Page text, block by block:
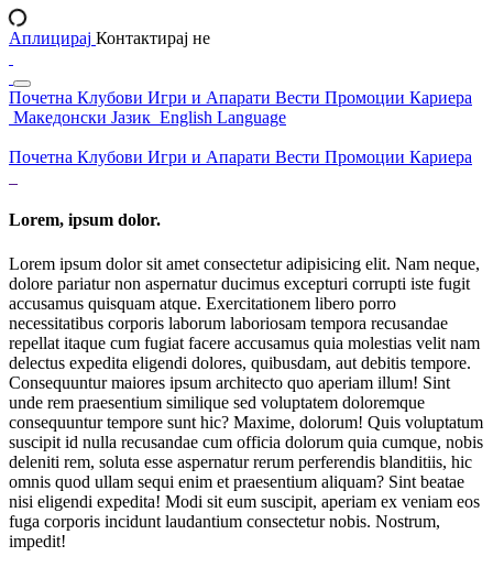
Аплицирај Контактирај не
Почетна Клубови Игри и Апарати Вести Промоции Кариера
Македонски Јазик English Language
Почетна Клубови Игри и Апарати Вести Промоции Кариера
Lorem, ipsum dolor.
Lorem ipsum dolor sit amet consectetur adipisicing elit. Nam neque,
dolore pariatur non aspernatur ducimus excepturi corrupti iste fugit
accusamus quisquam atque. Exercitationem libero porro
necessitatibus corporis laborum laboriosam tempora recusandae
repellat itaque cum fugiat facere accusamus quia molestias velit nam
delectus expedita eligendi dolores, quibusdam, aut debitis tempore.
Consequuntur maiores ipsum architecto quo aperiam illum! Sint
unde rem praesentium similique sed voluptatem doloremque
consequuntur tempore sunt hic? Maxime, dolorum! Quis voluptatum
suscipit id nulla recusandae cum officia dolorum quia cumque, nobis
deleniti rem, soluta esse aspernatur rerum perferendis blanditiis, hic
omnis quod ullam sequi enim et praesentium aliquam? Sint beatae
nisi eligendi expedita! Modi sit eum suscipit, aperiam ex veniam eos
fuga corporis incidunt laudantium consectetur nobis. Nostrum,
impedit!